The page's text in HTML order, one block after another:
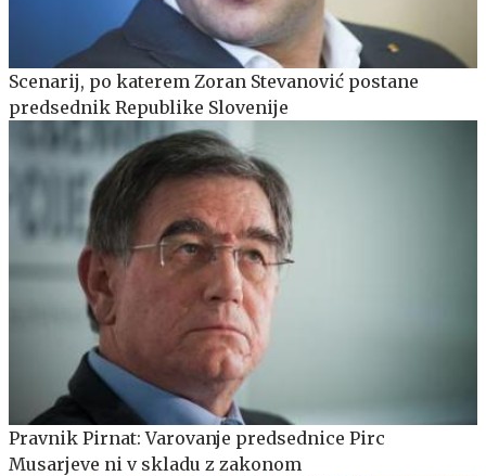
Scenarij, po katerem Zoran Stevanović postane
predsednik Republike Slovenije
Pravnik Pirnat: Varovanje predsednice Pirc
Musarjeve ni v skladu z zakonom